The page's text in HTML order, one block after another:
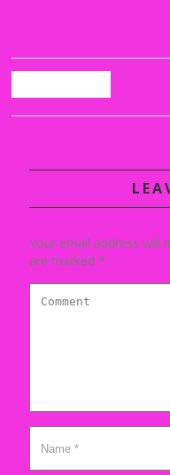
Your email address will
are marked *.